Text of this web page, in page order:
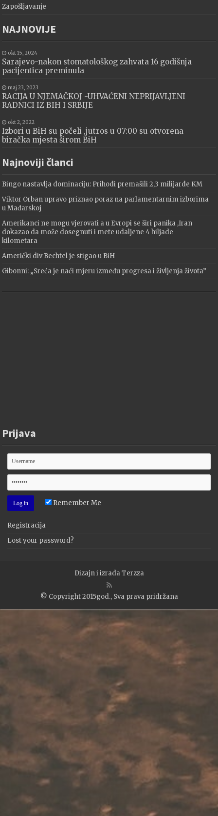
Zapošljavanje
NAJNOVIJE
okt 15, 2024
Sarajevo-nakon stomatološkog zahvata 16 godišnja
pacijentica preminula
maj 23, 2023
RACIJA U NJEMAČKOJ -UHVAĆENI NEPRIJAVLJENI
RADNICI IZ BIH I SRBIJE
okt 2, 2022
Izbori u BiH su počeli ,jutros u 07:00 su otvorena
biračka mjesta širom BiH
Najnoviji članci
Bingo nastavlja dominaciju: Prihodi premašili 2,3 milijarde KM
Viktor Orban upravo priznao poraz na parlamentarnim izborima
u Mađarskoj
Amerikanci ne mogu vjerovati a u Evropi se širi panika ,Iran
dokazao da može dosegnuti i mete udaljene 4 hiljade
kilometara
Američki div Bechtel je stigao u BiH
Gibonni: „Sreća je naći mjeru između progresa i življenja života”
Prijava
Remember Me
Registracija
Lost your password?
Dizajn i izradaTerzza
© Copyright 2015god., Sva prava pridržana
WP2Social Auto PublishPowered By :XYZScripts.com